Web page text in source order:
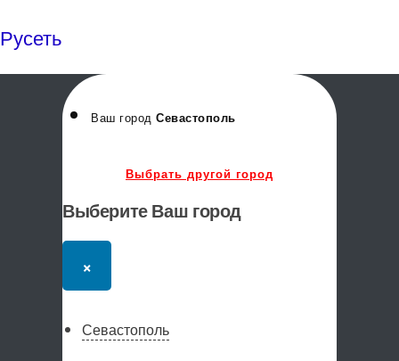
Русеть
Ваш город Севастополь
Выбрать другой город
Выберите Ваш город
×
Севастополь